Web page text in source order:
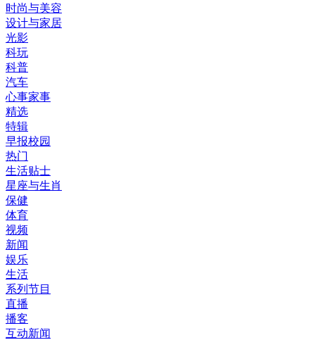
时尚与美容
设计与家居
光影
科玩
科普
汽车
心事家事
精选
特辑
早报校园
热门
生活贴士
星座与生肖
保健
体育
视频
新闻
娱乐
生活
系列节目
直播
播客
互动新闻